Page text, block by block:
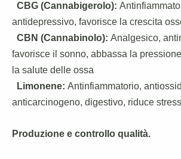
CBG (Cannabigerolo):
antidepressivo, favorisce la crescita
CBN (Cannabinolo): Analgesico,
favorisce il sonno, abbassa la
la salute delle ossa
Limonene: Antinfiammatorio,
anticarcinogeno, digestivo, riduce
Produzione e controllo qualità.